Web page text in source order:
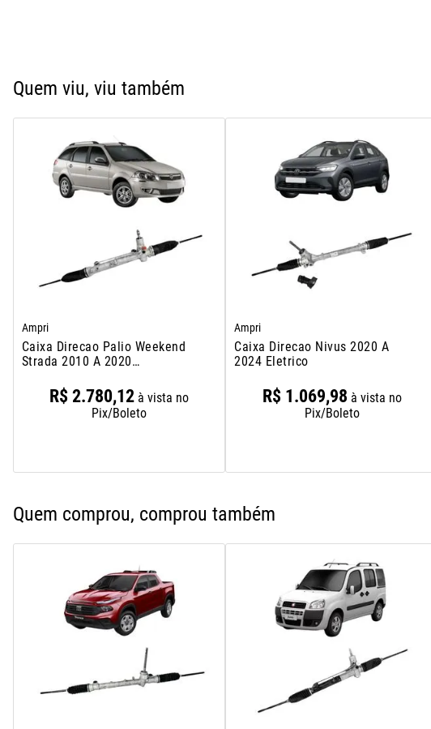
Quem viu, viu também
Ampri
Caixa Direcao Palio Weekend
Strada 2010 A 2020
R$ 2.780,12 à vista no
Pix/Boleto
Ampri
Caixa Direcao Nivus 2020 A
2024 Eletrico
R$ 1 .069,98 à vista no
Pix/Boleto
Quem comprou, comprou também